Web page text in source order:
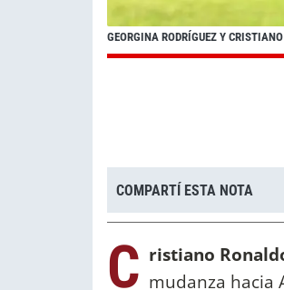
GEORGINA RODRÍGUEZ Y
COMPARTÍ ESTA NOTA
C ristiano
mudanza hacia